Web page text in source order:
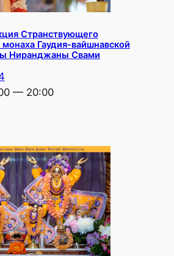
Странствующего
Гаудия-вайшнавской
Ниранджаны Свами
— 20:00